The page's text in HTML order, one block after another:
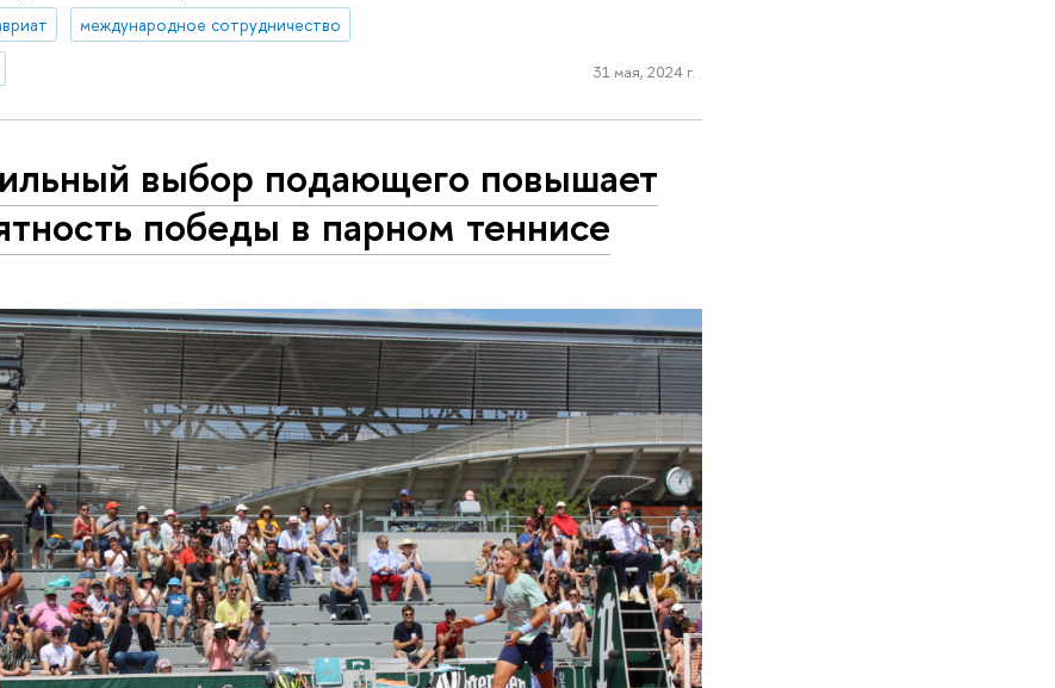
международное сотрудничество
31 мая, 2024 г.
выбор подающего повышает
победы в парном теннисе